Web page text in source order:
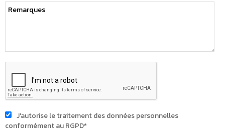
J'autorise le traitement des données personnelles
conformément au RGPD*